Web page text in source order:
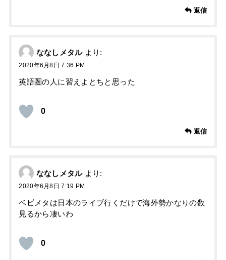
返信
ななしメタル より:
2020年6月8日 7:36 PM
英語圏の人に習えよとちと思った
0
返信
ななしメタル より:
2020年6月8日 7:19 PM
ベビメタは日本のライブ行くだけで海外勢かなりの数
見るから凄いわ
0